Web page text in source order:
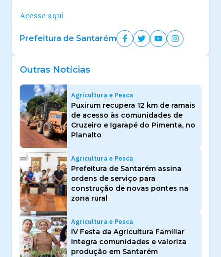
Acesse aqui
Prefeitura de Santarém
Outras Notícias
Agricultura e Pesca
Puxirum recupera 12 km de ramais
de acesso às comunidades de
Cruzeiro e Igarapé do Pimenta, no
Planalto
Agricultura e Pesca
Prefeitura de Santarém assina
ordens de serviço para
construção de novas pontes na
zona rural
Agricultura e Pesca
IV Festa da Agricultura Familiar
integra comunidades e valoriza
produção em Santarém